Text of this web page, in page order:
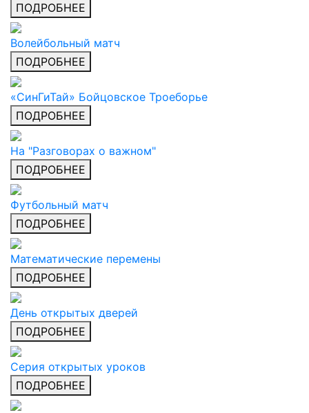
ПОДРОБНЕЕ
Волейбольный матч
ПОДРОБНЕЕ
«СинГиТай» Бойцовское Троеборье
ПОДРОБНЕЕ
На "Разговорах о важном"
ПОДРОБНЕЕ
Футбольный матч
ПОДРОБНЕЕ
Математические перемены
ПОДРОБНЕЕ
День открытых дверей
ПОДРОБНЕЕ
Серия открытых уроков
ПОДРОБНЕЕ